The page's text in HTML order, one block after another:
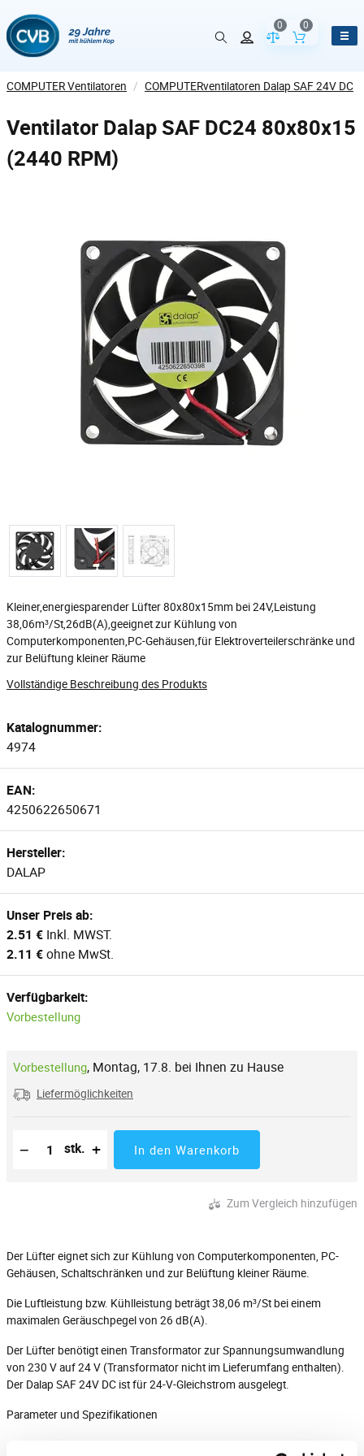
Vergleich der
0
Inhalt des
0
COMPUTER Ventilatoren / COMPUTERventilatoren Dalap SAF 24V DC
Ventilator Dalap SAF DC24 80x80x15
(2440 RPM)
Kleiner,energiesparender Lüfter 80x80x15mm bei 24V,Leistung
38,06m³/St,26dB(A),geeignet zur Kühlung von
Computerkomponenten,PC-Gehäusen,für Elektroverteilerschränke und
zur Belüftung kleiner Räume
Vollständige Beschreibung des Produkts
Katalognummer:
4974
EAN:
4250622650671
Hersteller:
DALAP
Unser Preis ab:
2.51 € Inkl. MWST.
2.11 €ohne MwSt.
Verfügbarkeit:
Vorbestellung
Vorbestellung, Montag, 17.8. bei Ihnen zu Hause
Liefermöglichkeiten
−
Reduzierung der Menge
Anzahl der Stücke
stk. + In den Warenkorb
Zum Vergleich hinzufügen
Der Lüfter eignet sich zur Kühlung von Computerkomponenten, PC-
Gehäusen, Schaltschränken und zur Belüftung kleiner Räume.
Die Luftleistung bzw. Kühlleistung beträgt 38,06 m³/St bei einem
maximalen Geräuschpegel von 26 dB(A).
Der Lüfter benötigt einen Transformator zur Spannungsumwandlung
von 230 V auf 24 V (Transformator nicht im Lieferumfang enthalten).
Der Dalap SAF 24V DC ist für 24-V-Gleichstrom ausgelegt.
Parameter und Spezifikationen